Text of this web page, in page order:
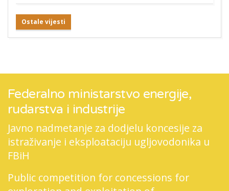
Ostale vijesti
Federalno ministarstvo energije,
rudarstva i industrije
Javno nadmetanje za dodjelu koncesije za
istraživanje i eksploataciju ugljovodonika u
FBiH
Public competition for concessions for